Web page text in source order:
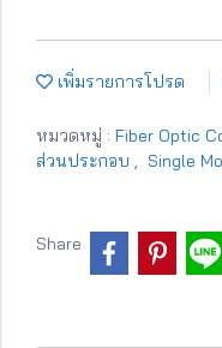
เพิ่มรายการโปรด
หมวดหมู่ : Fiber Optic
ส่วนประกอบ , Single
Share